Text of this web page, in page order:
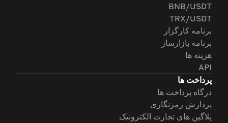
BNB/USDT
TRX/USDT
برنامه کارگزار
برنامه بازارساز
هزینه ها
API
پرداخت ها
درگاه پرداخت ها
پردازش رمزنگاری
پلاگین های تجارت الکترونیک